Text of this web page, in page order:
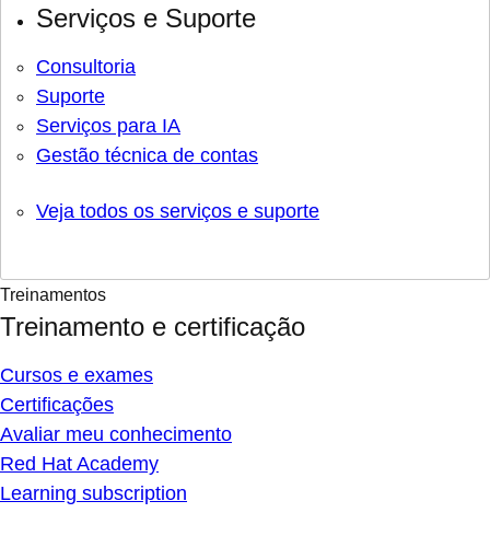
Serviços e Suporte
Consultoria
Suporte
Serviços para IA
Gestão técnica de contas
Veja todos os serviços e suporte
Treinamentos
Treinamento e certificação
Cursos e exames
Certificações
Avaliar meu conhecimento
Red Hat Academy
Learning subscription